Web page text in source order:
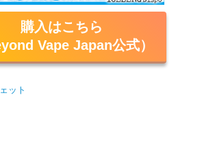
購入はこちら
Vape Japan公式）
ット